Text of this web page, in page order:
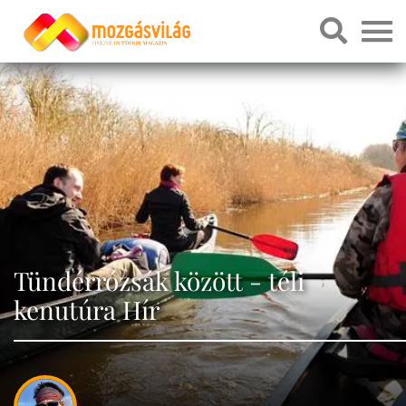
Tündérrózsák között - téli
kenutúra Hír